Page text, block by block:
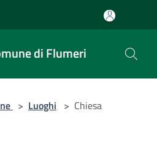
di Flumeri
> Luoghi > Chiesa